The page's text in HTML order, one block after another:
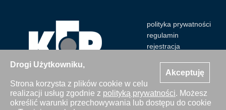
Akceptuję
Drogi Użytkowniku,
Strona korzysta z plików cookie w celu
realizacji usług zgodnie z polityką prywatności. Możesz
określić warunki przechowywania lub dostępu do cookie
polityka prywatności
regulamin
rejestracja
Wszystkie zdjęcia Agencji Kosycarz Foto Press/KFP są
chronione prawem autorskim. Publikacja i kopiowanie bez